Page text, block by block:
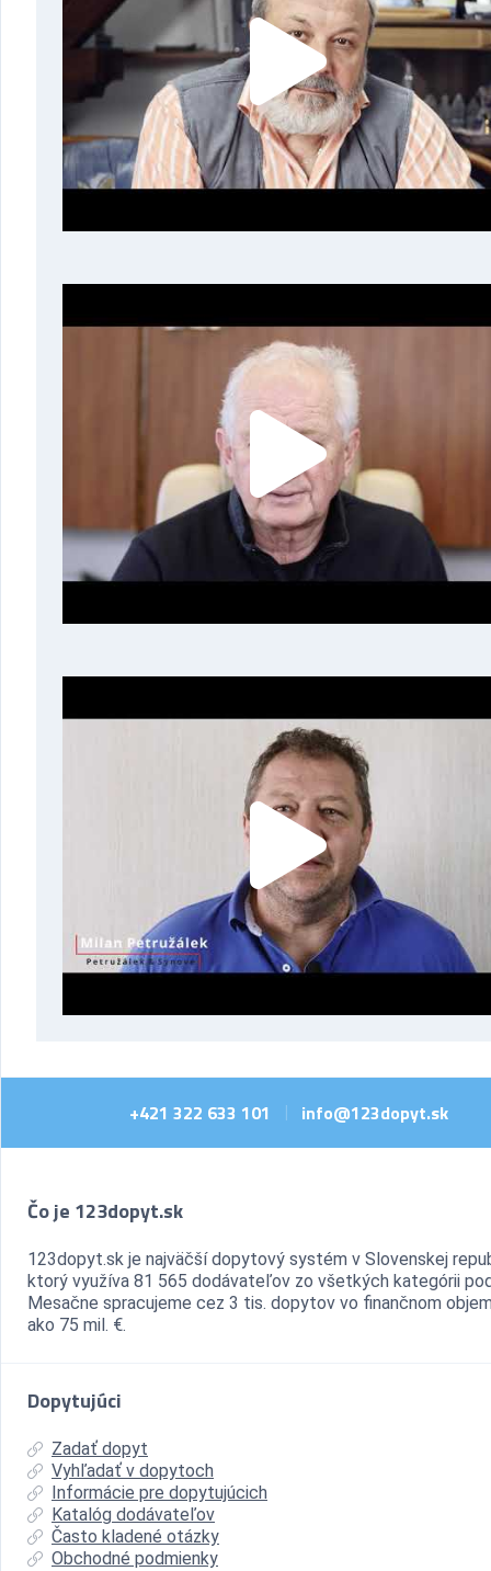
+421 322 633 101 info@123dopyt.sk
Čo je 123dopyt.sk
123dopyt.sk je najväčší dopytový systém v Slovenskej
ktorý využíva 81 565 dodávateľov zo všetkých kategórii
Mesačne spracujeme cez 3 tis. dopytov vo finančnom
ako 75 mil. €.
Dopytujúci
Zadať dopyt
Vyhľadať v dopytoch
Informácie pre dopytujúcich
Katalóg dodávateľov
Často kladené otázky
Obchodné podmienky